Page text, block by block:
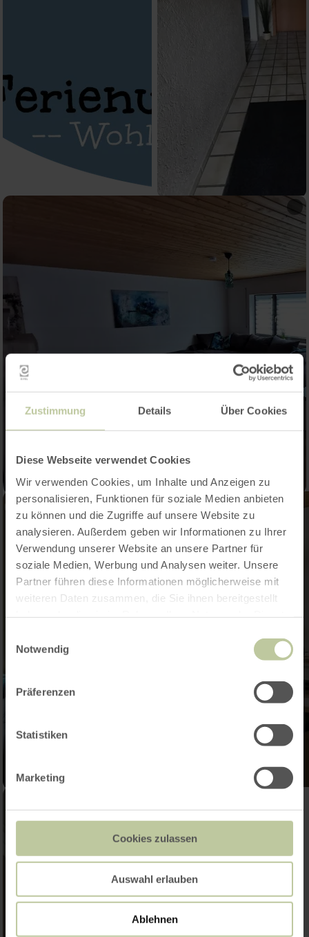
Zustimmung Details Über Cookies
Diese Webseite verwendet Cookies
Wir verwenden Cookies, um Inhalte und Anzeigen zu
personalisieren, Funktionen für soziale Medien anbieten
zu können und die Zugriffe auf unsere Website zu
analysieren. Außerdem geben wir Informationen zu Ihrer
Verwendung unserer Website an unsere Partner für
soziale Medien, Werbung und Analysen weiter. Unsere
Partner führen diese Informationen möglicherweise mit
weiteren Daten zusammen, die Sie ihnen bereitgestellt
Notwendig
Präferenzen
Statistiken
Marketing
Cookies zulassen
Auswahl erlauben
Ablehnen